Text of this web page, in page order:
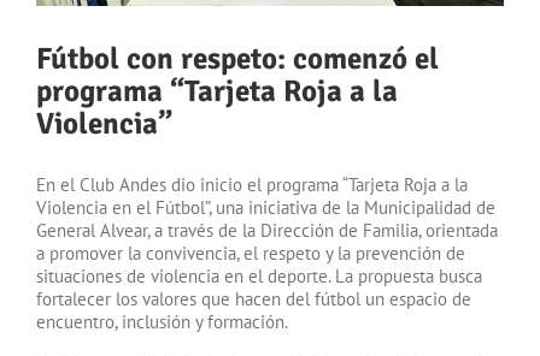
Fútbol con respeto: comenzó el
programa “Tarjeta Roja a la
Violencia”
En el Club Andes dio inicio el programa “Tarjeta Roja a la
Violencia en el Fútbol”, una iniciativa de la Municipalidad de
General Alvear, a través de la Dirección de Familia, orientada
a promover la convivencia, el respeto y la prevención de
situaciones de violencia en el deporte. La propuesta busca
fortalecer los valores que hacen del fútbol un espacio de
encuentro, inclusión y formación.